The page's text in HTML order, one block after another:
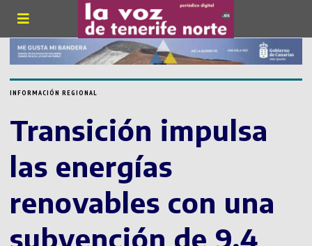
INFORMACIÓN REGIONAL
Transición impulsa
las energías
renovables con una
subvención de 9,4